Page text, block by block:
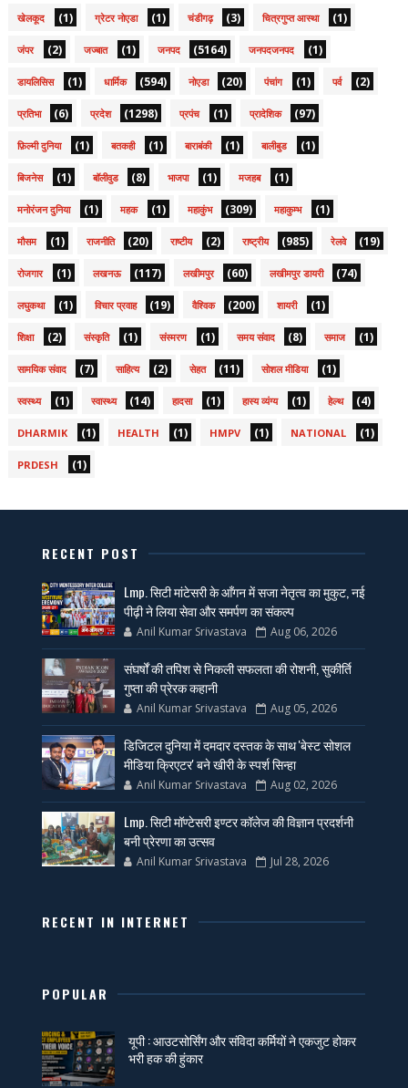
खेलकूद (1) ग्रेटर नोएडा (1) चंडीगढ़ (3) चित्रगुप्त आस्था (1)
जंपर (2) जज्बात (1) जनपद (5164) जनपदजनपद (1)
डायलिसिस (1) धार्मिक (594) नोएडा (20) पंचांग (1) पर्व (2)
प्रतिभा (6) प्रदेश (1298) प्रपंच (1) प्रादेशिक (97)
फ़िल्मी दुनिया (1) बतकही (1) बाराबंकी (1) बालीबुड (1)
बिजनेस (1) बॉलीवुड (8) भाजपा (1) मजहब (1)
मनोरंजन दुनिया (1) महक (1) महाकुंभ (309) महाकुम्भ (1)
मौसम (1) राजनीति (20) राष्टीय (2) राष्ट्रीय (985) रेलवे (19)
रोजगार (1) लखनऊ (117) लखीमपुर (60) लखीमपुर डायरी (74)
लघुकथा (1) विचार प्रवाह (19) वैश्विक (200) शायरी (1)
शिक्षा (2) संस्कृति (1) संस्मरण (1) समय संवाद (8) समाज (1)
सामयिक संवाद (7) साहित्य (2) सेहत (11) सोशल मीडिया (1)
स्वस्थ्य (1) स्वास्थ्य (14) हादसा (1) हास्य व्यंग्य (1) हेल्थ (4)
DHARMIK (1) HEALTH (1) HMPV (1) NATIONAL (1)
PRDESH (1)
RECENT POST
Lmp. सिटी मांटेसरी के आँगन में सजा नेतृत्व का मुकुट, नई
पीढ़ी ने लिया सेवा और समर्पण का संकल्प
Anil Kumar Srivastava Aug 06, 2026
संघर्षों की तपिश से निकली सफलता की रोशनी, सुकीर्ति
गुप्ता की प्रेरक कहानी
Anil Kumar Srivastava Aug 05, 2026
डिजिटल दुनिया में दमदार दस्तक के साथ 'बेस्ट सोशल
मीडिया क्रिएटर' बने खीरी के स्पर्श सिन्हा
Anil Kumar Srivastava Aug 02, 2026
Lmp. सिटी मॉण्टेसरी इण्टर कॉलेज की विज्ञान प्रदर्शनी
बनी प्रेरणा का उत्सव
Anil Kumar Srivastava Jul 28, 2026
RECENT IN INTERNET
POPULAR
यूपी : आउटसोर्सिंग और संविदा कर्मियों ने एकजुट होकर
भरी हक की हुंकार